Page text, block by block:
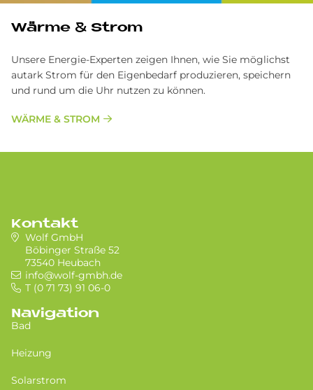
Wärme & Strom
Unsere Energie-Experten zeigen Ihnen, wie Sie möglichst
autark Strom für den Eigenbedarf produzieren, speichern
und rund um die Uhr nutzen zu können.
WÄRME & STROM
Kontakt
Wolf GmbH
Böbinger Straße 52
73540 Heubach
info@wolf-gmbh.de
T (0 71 73) 91 06-0
Navigation
Bad
Heizung
Solarstrom